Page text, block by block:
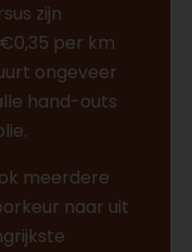
zijn
per km
ongeveer
hand-outs
meerdere
naar uit